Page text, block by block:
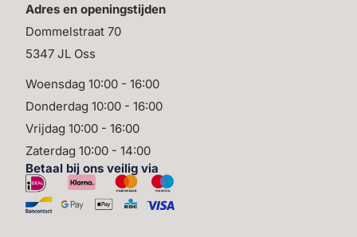
Adres en openingstijden
Dommelstraat 70
5347 JL Oss
Woensdag 10:00 - 16:00
Donderdag 10:00 - 16:00
Vrijdag 10:00 - 16:00
Zaterdag 10:00 - 14:00
Betaal bij ons veilig via